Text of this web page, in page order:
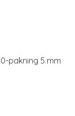
pakning 5 mm